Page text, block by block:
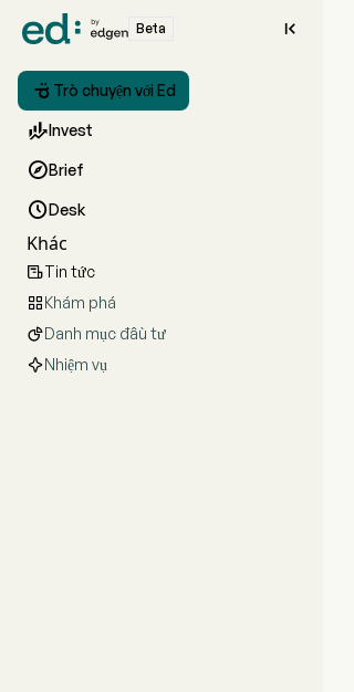
Beta 
 Trò chuyện với Ed
Invest
Brief
Desk
Khác
Tin tức
Khám phá
Danh mục đầu tư
Nhiệm vụ